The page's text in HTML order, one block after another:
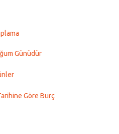
Günüdür
Göre Burç